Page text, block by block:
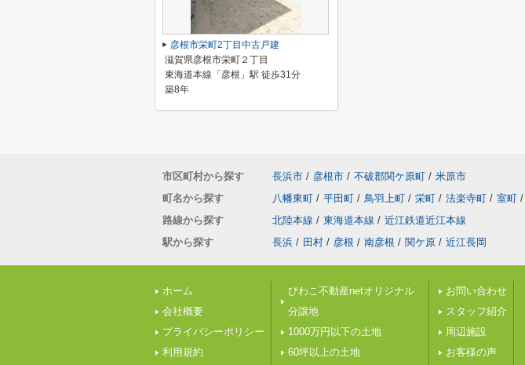
彦根市栄町2丁目中古戸建
滋賀県彦根市栄町２丁目
東海道本線「彦根」駅 徒歩31分
築8年
市区町村から探す 長浜市 / 彦根市 / 不破郡関ケ原町 / 米原市
町名から探す
八幡東町 / 平田町 / 鳥羽上町 / 栄町 / 法楽寺町 / 室町 /
路線から探す
北陸本線 / 東海道本線 / 近江鉄道近江本線
駅から探す
長浜 / 田村 / 彦根 / 南彦根 / 関ケ原 / 近江長岡
ホーム
会社概要
プライバシーポリシー
利用規約
びわこ不動産netオリジナル
分譲地
1000万円以下の土地
60坪以上の土地
お問い合わせ
スタッフ紹介
周辺施設
お客様の声